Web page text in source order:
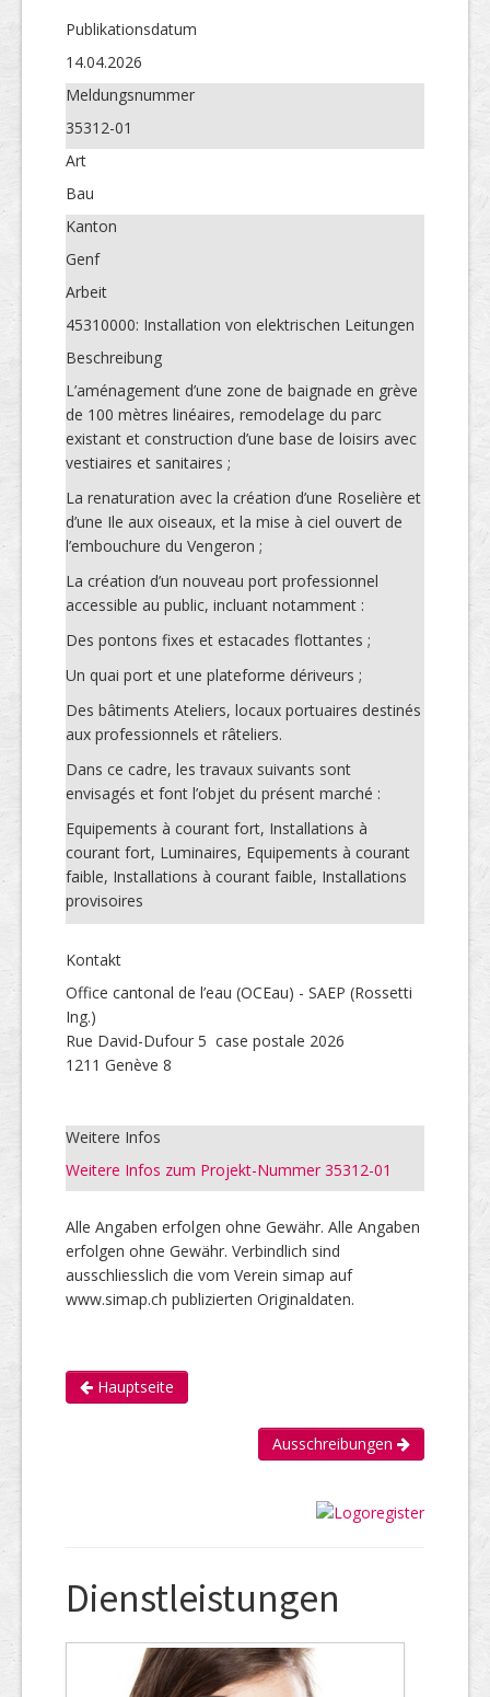
Publikations­datum
14.04.2026
Meldungs­nummer
35312-01
Art
Bau
Kanton
Genf
Arbeit
45310000: Installation von elektrischen Leitungen
Beschreibung
L’aménagement d’une zone de baignade en grève
de 100 mètres linéaires, remodelage du parc
existant et construction d’une base de loisirs avec
vestiaires et sanitaires ;
La renaturation avec la création d’une Roselière et
d’une Ile aux oiseaux, et la mise à ciel ouvert de
l’embouchure du Vengeron ;
La création d’un nouveau port professionnel
accessible au public, incluant notamment :
Des pontons fixes et estacades flottantes ;
Un quai port et une plateforme dériveurs ;
Des bâtiments Ateliers, locaux portuaires destinés
aux professionnels et râteliers.
Dans ce cadre, les travaux suivants sont
envisagés et font l’objet du présent marché :
Equipements à courant fort, Installations à
courant fort, Luminaires, Equipements à courant
faible, Installations à courant faible, Installations
provisoires
Kontakt
Office cantonal de l’eau (OCEau) - SAEP (Rossetti
Ing.)
Rue David-Dufour 5 case postale 2026
1211 Genève 8
Weitere Infos
Weitere Infos zum Projekt-Nummer 35312-01
Alle Angaben erfolgen ohne Gewähr. Alle Angaben
erfolgen ohne Gewähr. Verbindlich sind
ausschliesslich die vom Verein simap auf
www.simap.ch publizierten Originaldaten.
Hauptseite
Ausschreibungen
Dienstleistungen